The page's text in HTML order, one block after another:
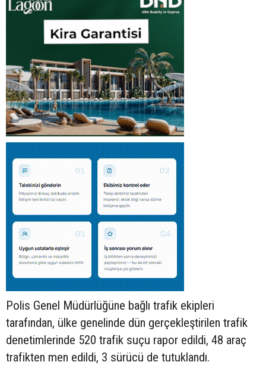
Polis Genel Müdürlüğüne bağlı trafik ekipleri
tarafından, ülke genelinde dün gerçekleştirilen trafik
denetimlerinde 520 trafik suçu rapor edildi, 48 araç
trafikten men edildi, 3 sürücü de tutuklandı.